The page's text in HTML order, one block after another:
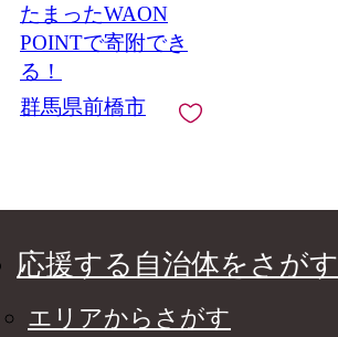
テル キャンプ 子連れ
女性 キャンプ初心者
アウトドア 群馬県 前
橋市
たまったWAON
POINTで寄附でき
る！
群馬県前橋市
応援する自治体をさがす
エリアからさがす